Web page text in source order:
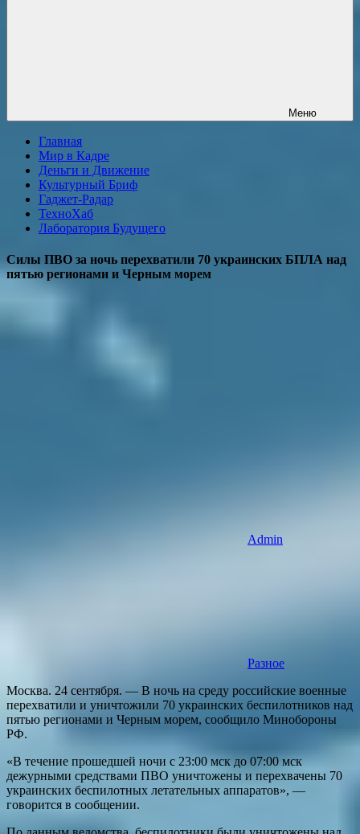
Меню
Главная
Мир в Кадре
Деньги и Движение
Культурный Бриф
Гаджет-Радар
ТехноХаб
Лаборатория Будущего
Силы ПВО за ночь перехватили 70 украинских БПЛА над
пятью регионами и Черным морем
Admin
Разное
Москва. 24 сентября. — В ночь на среду российские военные
перехватили и уничтожили 70 украинских беспилотников над
пятью регионами и Черным морем, сообщило Минобороны
РФ.
«В течение прошедшей ночи с 23:00 мск до 07:00 мск
дежурными средствами ПВО уничтожены и перехвачены 70
украинских беспилотных летательных аппаратов», —
говорится в сообщении.